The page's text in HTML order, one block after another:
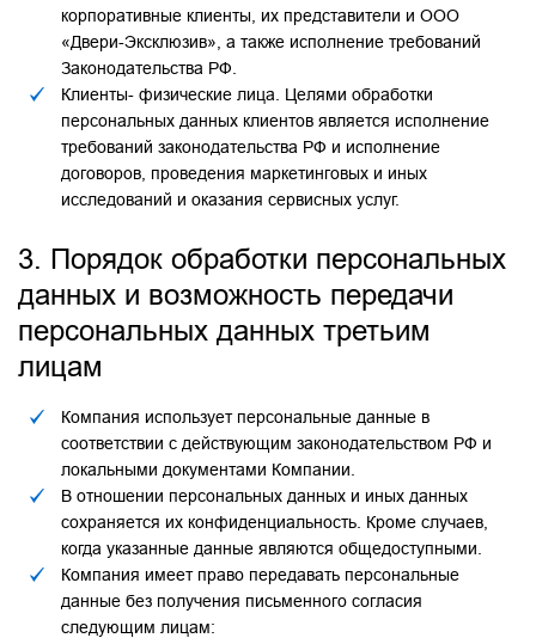
корпоративные клиенты, их представители и ООО
«Двери-Эксклюзив», а также исполнение требований
Законодательства РФ.
Клиенты- физические лица. Целями обработки
персональных данных клиентов является исполнение
требований законодательства РФ и исполнение
договоров, проведения маркетинговых и иных
исследований и оказания сервисных услуг.
3. Порядок обработки персональных
данных и возможность передачи
персональных данных третьим
лицам
Компания использует персональные данные в
соответствии с действующим законодательством РФ и
локальными документами Компании.
В отношении персональных данных и иных данных
сохраняется их конфиденциальность. Кроме случаев,
когда указанные данные являются общедоступными.
Компания имеет право передавать персональные
данные без получения письменного согласия
следующим лицам: